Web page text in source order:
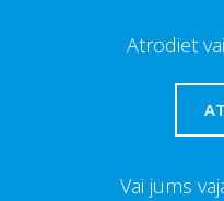
Atrodiet
Vai jums